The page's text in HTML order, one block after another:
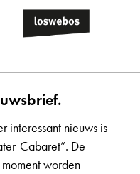
interessant nieuws is
Cabaret”. De
worden